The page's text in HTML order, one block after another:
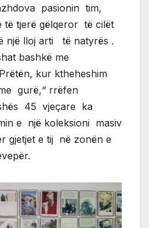
pasionin tim,
tjerë gëlqeror të cilët
një lloj arti të natyrës .
bashkë me
kur ktheheshim
gurë,“ rrëfen
45 vjeçare ka
e një koleksioni masiv
gjetjet e tij në zonën e